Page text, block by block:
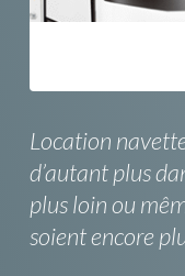
Location
d’autant plus
plus loin ou
soient encore